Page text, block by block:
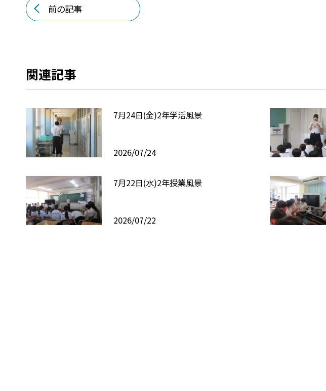
前の記事
関連記事
7月24日(金)2年学活風景
2026/07/24
7月22日(水)2年授業風景
2026/07/22